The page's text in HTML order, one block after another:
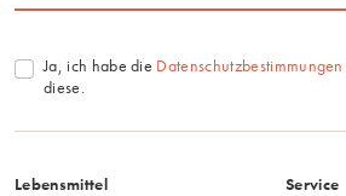
Ja, ich habe die Datenschutzbestimmungen
diese.
Lebensmittel
Service